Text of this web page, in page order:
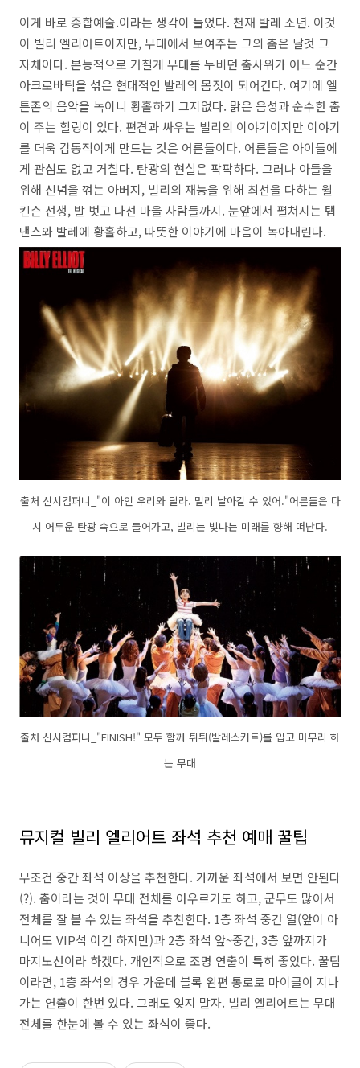
이게 바로 종합예술.이라는 생각이 들었다. 천재 발레 소년. 이것
이 빌리 엘리어트이지만, 무대에서 보여주는 그의 춤은 날것 그
자체이다. 본능적으로 거칠게 무대를 누비던 춤사위가 어느 순간
아크로바틱을 섞은 현대적인 발레의 몸짓이 되어간다. 여기에 엘
튼존의 음악을 녹이니 황홀하기 그지없다. 맑은 음성과 순수한 춤
이 주는 힐링이 있다. 편견과 싸우는 빌리의 이야기이지만 이야기
를 더욱 감동적이게 만드는 것은 어른들이다. 어른들은 아이들에
게 관심도 없고 거칠다. 탄광의 현실은 팍팍하다. 그러나 아들을
위해 신념을 꺾는 아버지, 빌리의 재능을 위해 최선을 다하는 윌
킨슨 선생, 발 벗고 나선 마을 사람들까지. 눈앞에서 펼쳐지는 탭
댄스와 발레에 황홀하고, 따뜻한 이야기에 마음이 녹아내린다.
출처 신시컴퍼니_"이 아인 우리와 달라. 멀리 날아갈 수 있어."어른들은 다
시 어두운 탄광 속으로 들어가고, 빌리는 빛나는 미래를 향해 떠난다.
출처 신시컴퍼니_"FINISH!" 모두 함께 튀튀(발레스커트)를 입고 마무리 하
는 무대
뮤지컬 빌리 엘리어트 좌석 추천 예매 꿀팁
무조건 중간 좌석 이상을 추천한다. 가까운 좌석에서 보면 안된다
(?). 춤이라는 것이 무대 전체를 아우르기도 하고, 군무도 많아서
전체를 잘 볼 수 있는 좌석을 추천한다. 1층 좌석 중간 열(앞이 아
니어도 VIP석 이긴 하지만)과 2층 좌석 앞~중간, 3층 앞까지가
마지노선이라 하겠다. 개인적으로 조명 연출이 특히 좋았다. 꿀팁
이라면, 1층 좌석의 경우 가운데 블록 왼편 통로로 마이클이 지나
가는 연출이 한번 있다. 그래도 잊지 말자. 빌리 엘리어트는 무대
전체를 한눈에 볼 수 있는 좌석이 좋다.